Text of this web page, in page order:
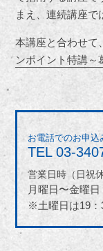
まえ、連続講座で
本講座と合わせて
ンポイント特講～
お電話でのお申
TEL03-
営業日時（日祝休
月曜日〜金曜
※土曜日は19：